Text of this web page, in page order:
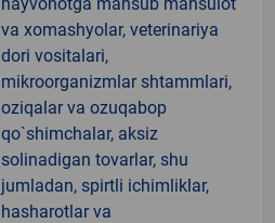
va xomashyolar, veterinariya
dori vositalari,
mikroorganizmlar shtammlari,
oziqalar va ozuqabop
qo`shimchalar, aksiz
solinadigan tovarlar, shu
jumladan, spirtli ichimliklar,
hasharotlar va